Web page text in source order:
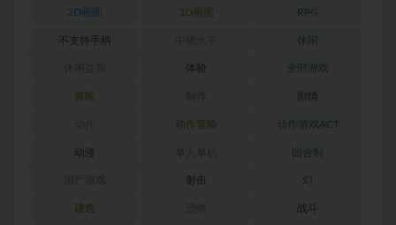
2D画面 3D画面 RPG
不支持手柄 休闲
体验 全部游戏
冒险 剧情
动作冒险 动作游戏ACT
动漫 回合制
射击 幻
建造 战斗